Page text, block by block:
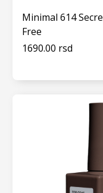
Minimal 614
Free
1690.00 rsd